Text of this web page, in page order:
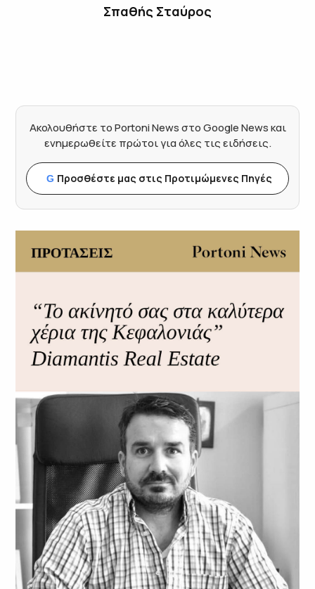
Σπαθής Σταύρος
Ακολουθήστε το Portoni News στο Google News και
ενημερωθείτε πρώτοι για όλες τις ειδήσεις.
G Προσθέστε μας στις Προτιμώμενες Πηγές